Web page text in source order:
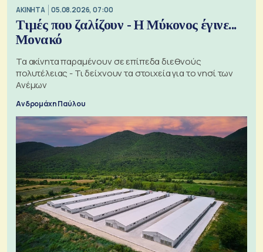
ΑΚΙΝΗΤΑ 05.08.2026, 07:00
Τιμές που ζαλίζουν - Η Μύκονος έγινε...
Μονακό
Τα ακίνητα παραμένουν σε επίπεδα διεθνούς
πολυτέλειας - Τι δείχνουν τα στοιχεία για το νησί των
Ανέμων
Ανδρομάχη Παύλου